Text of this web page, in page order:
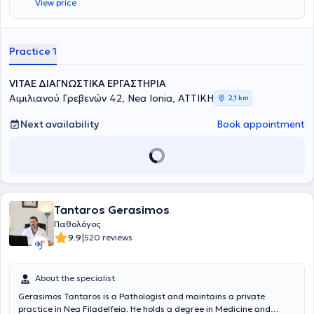
Athens, and subsequently completed his specialty at the 3rd Internal
Medicine Clinic of the General Hospital of Athens "Evangelismos."
Medicine Department at the VITAE Polyclinics in Perissos, where he
View price
Practice 1
VITAE ΔΙΑΓΝΩΣΤΙΚΑ ΕΡΓΑΣΤΗΡΙΑ
Αιμιλιανού Γρεβενών 42, Nea Ionia, ΑΤΤΙΚΗ
2,1 km
Next availability Book appointment
Tantaros Gerasimos
Παθολόγος
9.9|520 reviews
About the specialist
Gerasimos Tantaros is a Pathologist and maintains a private
practice in Nea Filadelfeia. He holds a degree in Medicine and